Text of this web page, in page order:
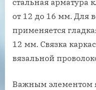
стальная арматура
от 12 до 16 мм. Для
применяется
12 мм. Связка
вязальной
Важным элементом